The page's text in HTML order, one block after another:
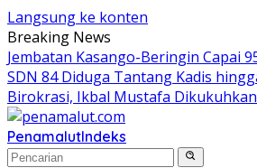
Langsung ke konten
Breaking News
Jembatan Kasango-Beringin Capai
SDN 84 Diduga Tantang Kadis
Birokrasi, Ikbal Mustafa Dikukuhkan
PenamalutIndeks